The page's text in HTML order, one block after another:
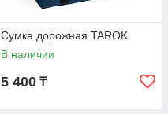
Сумка дорожная TAROK
В наличии
5 400 ₸